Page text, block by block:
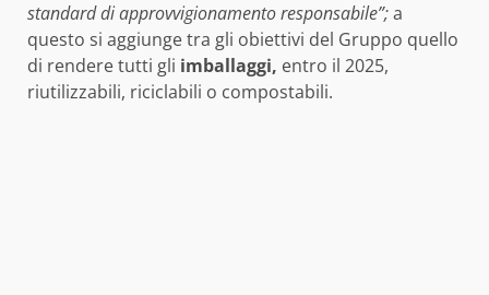
standard di approvvigionamento responsabile”;a
questo si aggiunge tra gli obiettivi del Gruppo quello
di rendere tutti gli imballaggi, entro il 2025,
riutilizzabili, riciclabili o compostabili.